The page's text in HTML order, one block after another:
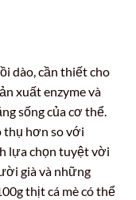
dào, cần thiết cho
xuất enzyme và
sống của cơ thể.
thụ hơn so với
lựa chọn tuyệt vời
già và những
thịt cá mè có thể